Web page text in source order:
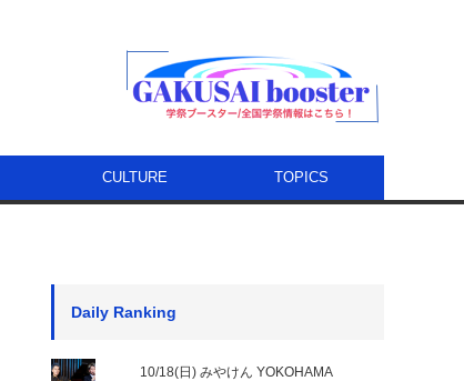
CULTURE TOPICS
Daily Ranking
10/18(日) みやけん YOKOHAMA